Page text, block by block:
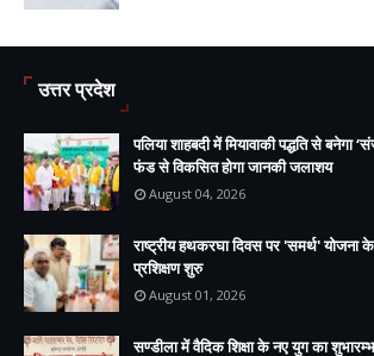
उत्तर प्रदेश
पलिया शाहबदी में मियावाकी पद्धति से बनेगा
फंड से विकसित होगा जानकी जलाशय
August 04, 2026
राष्ट्रीय हथकरघा दिवस पर 'समर्थ' योजना
प्रशिक्षण शुरु
August 01, 2026
सण्डीला में वैदिक शिक्षा के नए युग का